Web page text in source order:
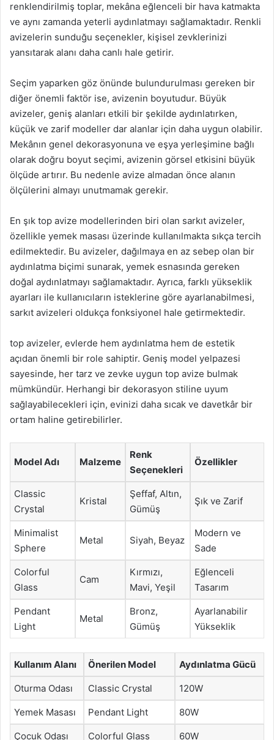
renklendirilmiş toplar, mekâna eğlenceli bir hava katmakta
ve aynı zamanda yeterli aydınlatmayı sağlamaktadır. Renkli
avizelerin sunduğu seçenekler, kişisel zevklerinizi
yansıtarak alanı daha canlı hale getirir.
Seçim yaparken göz önünde bulundurulması gereken bir
diğer önemli faktör ise, avizenin boyutudur. Büyük
avizeler, geniş alanları etkili bir şekilde aydınlatırken,
küçük ve zarif modeller dar alanlar için daha uygun olabilir.
Mekânın genel dekorasyonuna ve eşya yerleşimine bağlı
olarak doğru boyut seçimi, avizenin görsel etkisini büyük
ölçüde artırır. Bu nedenle avize almadan önce alanın
ölçülerini almayı unutmamak gerekir.
En şık top avize modellerinden biri olan sarkıt avizeler,
özellikle yemek masası üzerinde kullanılmakta sıkça tercih
edilmektedir. Bu avizeler, dağılmaya en az sebep olan bir
aydınlatma biçimi sunarak, yemek esnasında gereken
doğal aydınlatmayı sağlamaktadır. Ayrıca, farklı yükseklik
ayarları ile kullanıcıların isteklerine göre ayarlanabilmesi,
sarkıt avizeleri oldukça fonksiyonel hale getirmektedir.
top avizeler, evlerde hem aydınlatma hem de estetik
açıdan önemli bir role sahiptir. Geniş model yelpazesi
sayesinde, her tarz ve zevke uygun top avize bulmak
mümkündür. Herhangi bir dekorasyon stiline uyum
sağlayabilecekleri için, evinizi daha sıcak ve davetkâr bir
ortam haline getirebilirler.
Model Adı Malzeme
Renk
Seçenekleri
Özellikler
Classic
Crystal
Kristal
Şeffaf, Altın,
Gümüş
Şık ve Zarif
Minimalist
Sphere
Metal Siyah, Beyaz
Modern ve
Sade
Colorful
Glass
Cam
Kırmızı,
Mavi, Yeşil
Eğlenceli
Tasarım
Pendant
Light
Metal
Bronz,
Gümüş
Ayarlanabilir
Yükseklik
Kullanım Alanı Önerilen Model Aydınlatma Gücü
Oturma Odası Classic Crystal 120W
Yemek Masası Pendant Light 80W
Çocuk Odası Colorful Glass 60W